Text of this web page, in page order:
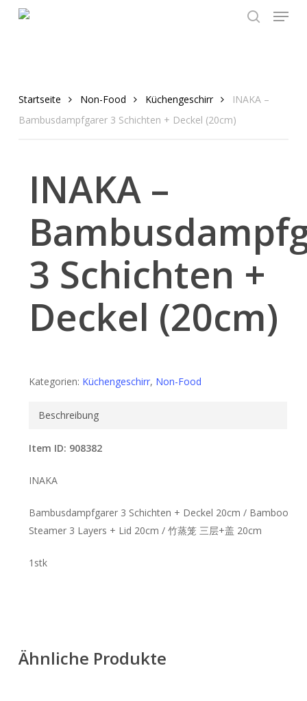
Menu
Startseite Non-Food Küchengeschirr
INAKA –
Bambusdampfgarer 3 Schichten + Deckel (20cm)
INAKA –
3 Schichten +
Deckel (20cm)
Kategorien: Küchengeschirr, Non-Food
Beschreibung
Item ID: 908382
INAKA
Bambusdampfgarer 3 Schichten + Deckel 20cm / Bamboo
Steamer 3 Layers + Lid 20cm / 竹蒸笼 三层+盖 20cm
1stk
Ähnliche Produkte